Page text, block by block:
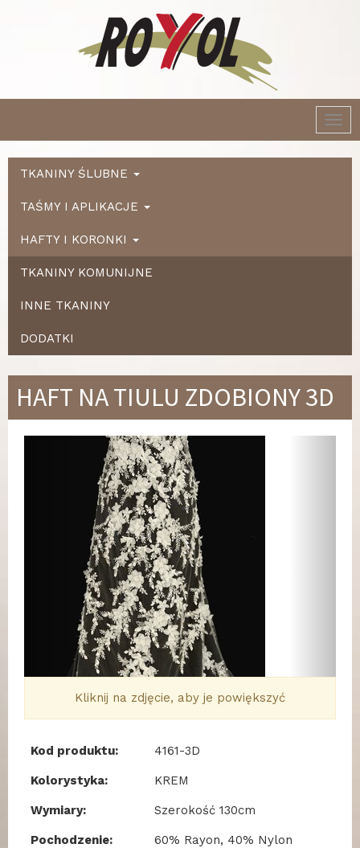
TKANINY ŚLUBNE
TAŚMY I APLIKACJE
HAFTY I KORONKI
TKANINY KOMUNIJNE
INNE TKANINY
DODATKI
HAFT NA TIULU ZDOBIONY 3D
Kliknij na zdjęcie, aby je powiększyć
Kod produktu: 4161-3D
Kolorystyka: KREM
Wymiary: Szerokość 130cm
Pochodzenie: 60% Rayon, 40% Nylon